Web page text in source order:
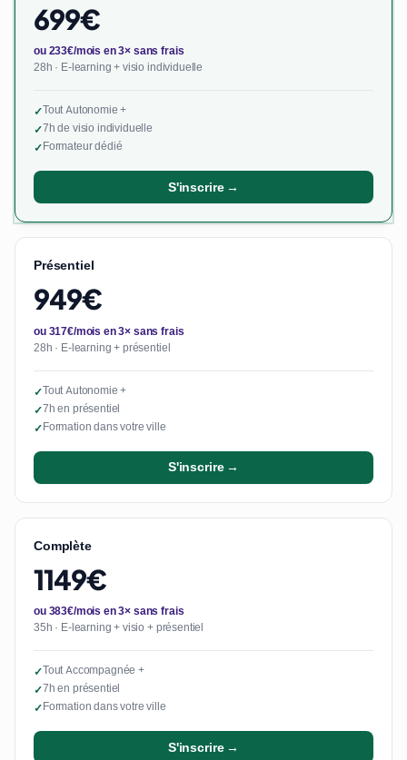
699€
ou 233€/mois en 3× sans frais
28h · E-learning + visio individuelle
✓Tout Autonomie +
✓7h de visio individuelle
✓Formateur dédié
S'inscrire →
Présentiel
949€
ou 317€/mois en 3× sans frais
28h · E-learning + présentiel
✓Tout Autonomie +
✓7h en présentiel
✓Formation dans votre ville
S'inscrire →
Complète
1149€
ou 383€/mois en 3× sans frais
35h · E-learning + visio + présentiel
✓Tout Accompagnée +
✓7h en présentiel
✓Formation dans votre ville
S'inscrire →